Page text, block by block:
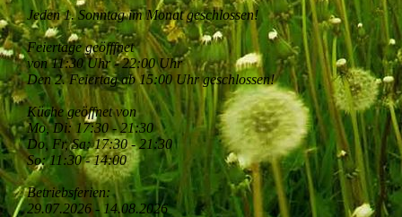
Jeden 1. Sonntag im Monat geschlossen!
Feiertage geöfffnet
von 11:30 Uhr - 22:00 Uhr
Den 2. Feiertag ab 15:00 Uhr geschlossen!
Küche geöffnet von
Mo, Di: 17:30 - 21:30
Do, Fr, Sa: 17:30 - 21:30
So: 11:30 - 14:00
Betriebsferien:
29.07.2026 - 14.08.2026